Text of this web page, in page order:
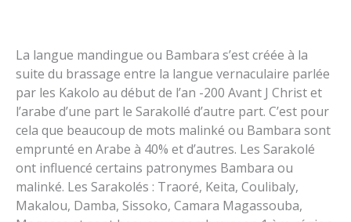
La langue mandingue ou Bambara s’est créée à la
suite du brassage entre la langue vernaculaire parlée
par les Kakolo au début de l’an -200 Avant J Christ et
l’arabe d’une part le Sarakollé d’autre part. C’est pour
cela que beaucoup de mots malinké ou Bambara sont
emprunté en Arabe à 40% et d’autres. Les Sarakolé
ont influencé certains patronymes Bambara ou
malinké. Les Sarakolés : Traoré, Keita, Coulibaly,
Makalou, Damba, Sissoko, Camara Magassouba,